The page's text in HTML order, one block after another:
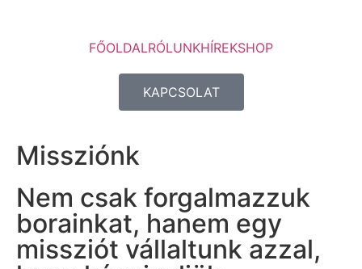
FŐOLDALRÓLUNKHÍREKSHOP
KAPCSOLAT
Missziónk
Nem csak forgalmazzuk
borainkat, hanem egy
missziót vállaltunk azzal,